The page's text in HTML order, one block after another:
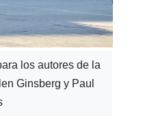
los autores de la
Ginsberg y Paul